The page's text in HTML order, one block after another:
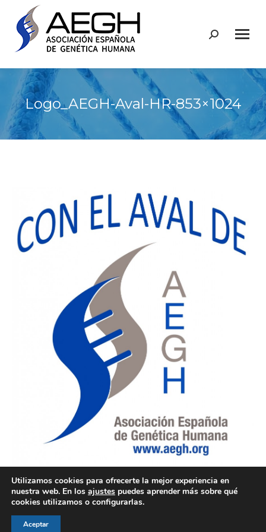
Buscar:
Logo_AEGH-Aval-HR-853×1024
Utilizamos cookies para ofrecerte la mejor experiencia en
nuestra web. En los ajustes puedes aprender más sobre qué
cookies utilizamos o configurarlas.
Aceptar